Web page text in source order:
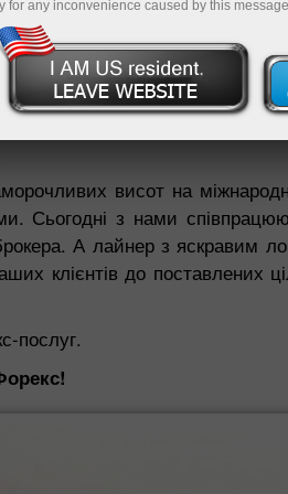
якість, але і
силу кожному, хто готовий
висот на
Сьогодні з нами
А лайнер з яскравим
клієнтів до поставлених
послуг.
for any inconvenience caused by this